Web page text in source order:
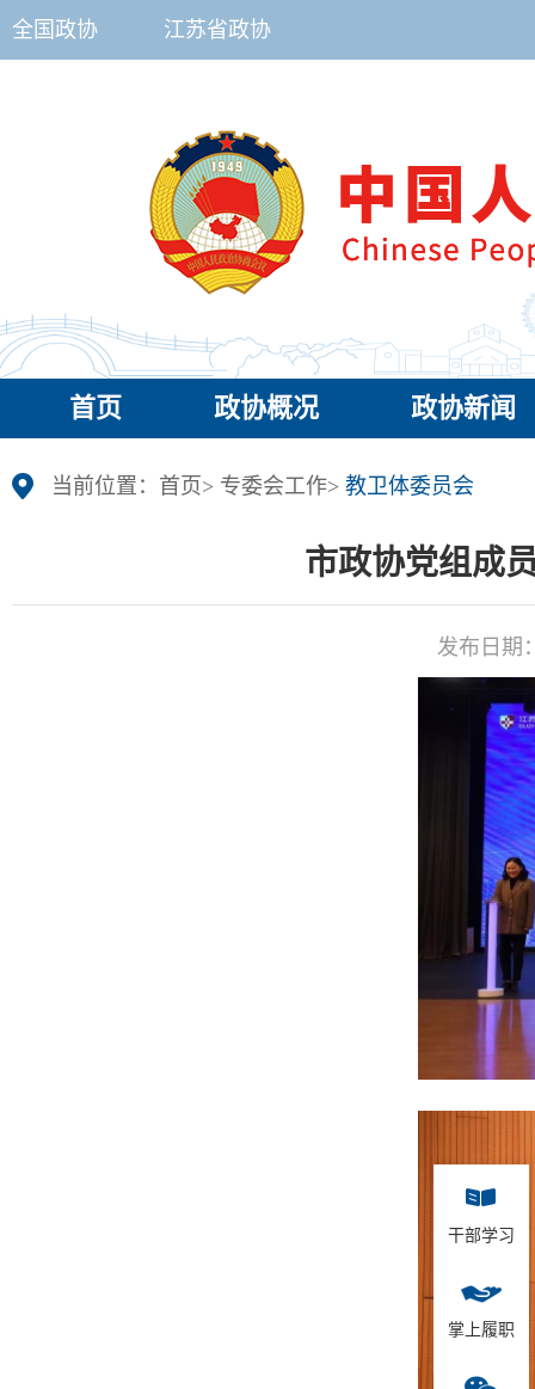
全国政协 江苏省政协
首页 政协概况 政协新闻
当前位置： 首页> 专委会工作> 教卫体委员会
市政协党组成
发布日期
干部学习
掌上履职